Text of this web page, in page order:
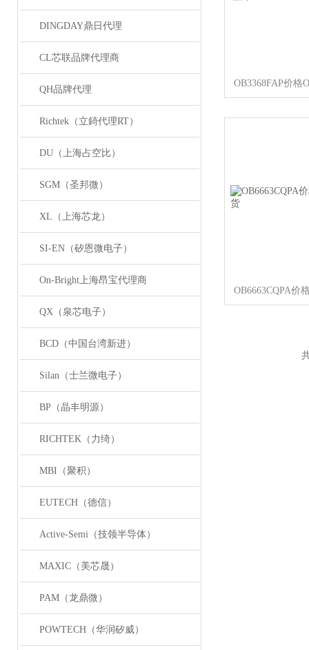
DINGDAY鼎日代理
CL芯联品牌代理商
QH品牌代理
Richtek（立錡代理RT）
DU（上海占空比）
SGM（圣邦微）
XL（上海芯龙）
SI-EN（矽恩微电子）
On-Bright上海昂宝代理商
QX（泉芯电子）
BCD（中国台湾新进）
Silan（士兰微电子）
BP（晶丰明源）
RICHTEK（力绮）
MBI（聚积）
EUTECH（德信）
Active-Semi（技领半导体）
MAXIC（美芯晟）
PAM（龙鼎微）
POWTECH（华润矽威）